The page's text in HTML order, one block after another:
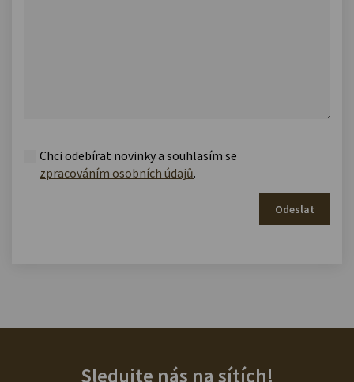
Chci odebírat novinky a souhlasím se
zpracováním osobních údajů.
Odeslat
Sledujte nás na sítích!